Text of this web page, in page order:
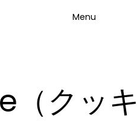
Menu
（クッ